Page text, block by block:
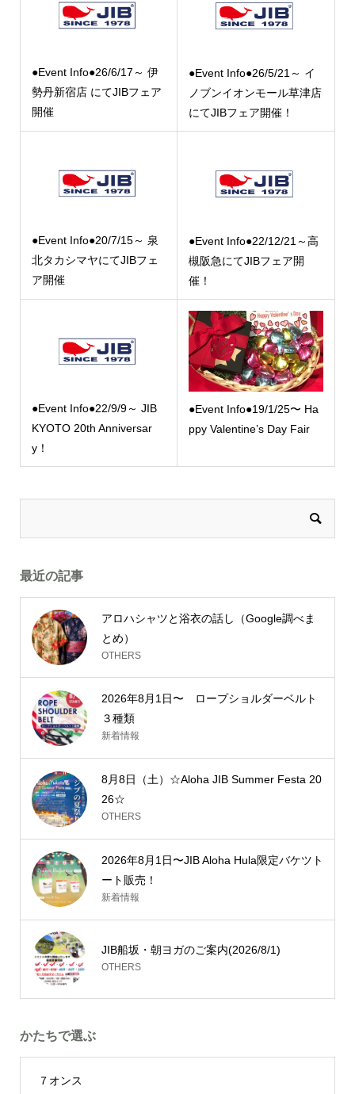
●Event Info●26/6/17～ 伊
勢丹新宿店 にてJIBフェア
開催
●Event Info●26/5/21～ イ
ノブンイオンモール草津店
にてJIBフェア開催！
●Event Info●20/7/15～ 泉
北タカシマヤにてJIBフェ
ア開催
●Event Info●22/12/21～高
槻阪急にてJIBフェア開
催！
●Event Info●22/9/9～ JIB
KYOTO 20th Anniversar
y！
●Event Info●19/1/25〜 Ha
ppy Valentine’s Day Fair
最近の記事
アロハシャツと浴衣の話し（Google調べま
とめ）
OTHERS
2026年8月1日〜 ロープショルダーベルト
３種類
新着情報
8月8日（土）☆Aloha JIB Summer Festa 20
26☆
OTHERS
2026年8月1日〜JIB Aloha Hula限定バケツト
ート販売！
新着情報
JIB船坂・朝ヨガのご案内(2026/8/1)
OTHERS
かたちで選ぶ
７オンス